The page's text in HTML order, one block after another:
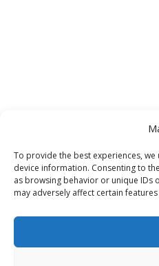
To provide the best experiences,
device information. Consenting to
as browsing behavior or unique IDs
may adversely affect certain